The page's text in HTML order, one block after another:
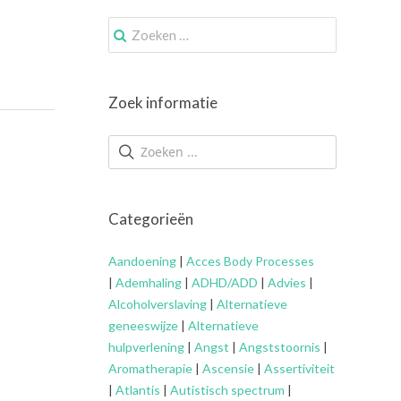
Zoek
naar:
Zoek informatie
Categorieën
Aandoening | Acces Body Processes
| Ademhaling | ADHD/ADD | Advies |
Alcoholverslaving | Alternatieve
geneeswijze | Alternatieve
hulpverlening | Angst | Angststoornis |
Aromatherapie | Ascensie | Assertiviteit
| Atlantis | Autistisch spectrum |